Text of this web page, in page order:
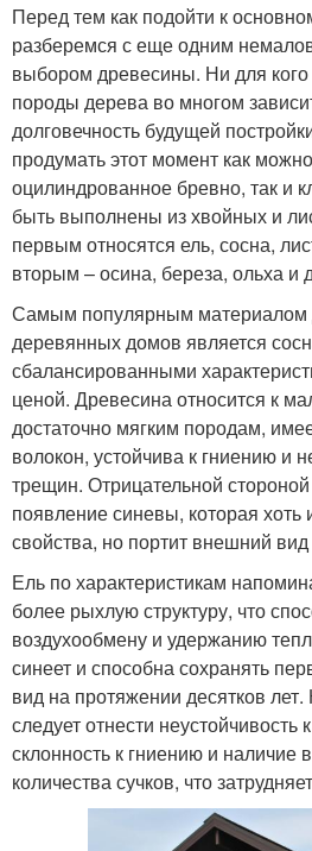
Перед тем как подойти к
разберемся с еще одним
выбором древесины. Ни для кого
породы дерева во многом
долговечность будущей
продумать этот момент как
оцилиндрованное бревно, так и
быть выполнены из хвойных и
первым относятся ель, сосна,
вторым – осина, береза, ольха и
Самым популярным материалом
деревянных домов является
сбалансированными
ценой. Древесина относится к
достаточно мягким породам,
волокон, устойчива к гниению и
трещин. Отрицательной
появление синевы, которая хоть
свойства, но портит внешний
Ель по характеристикам
более рыхлую структуру, что
воздухообмену и удержанию
синеет и способна сохранять
вид на протяжении десятков лет.
следует отнести неустойчивость
склонность к гниению и наличие
количества сучков, что